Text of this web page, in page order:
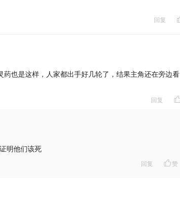
回复
也是这样，人家都出手好几轮了，结果主角还在旁边看
回复
明他们该死
回复 赞